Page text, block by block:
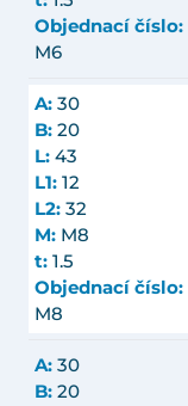
Objednací číslo:
M6
A: 30
B: 20
L: 43
L1: 12
L2: 32
M: M8
t: 1.5
Objednací číslo:
M8
A: 30
B: 20